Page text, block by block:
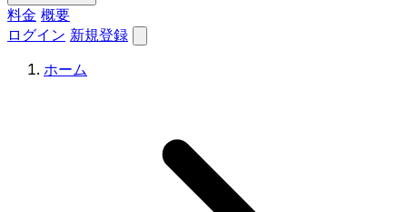
料金 概要
ログイン 新規登録
ホーム